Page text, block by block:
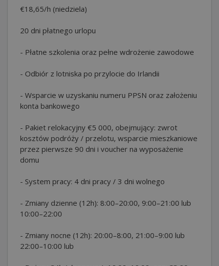
€18,65/h (niedziela)
20 dni płatnego urlopu
- Płatne szkolenia oraz pełne wdrożenie zawodowe
- Odbiór z lotniska po przylocie do Irlandii
- Wsparcie w uzyskaniu numeru PPSN oraz założeniu
konta bankowego
- Pakiet relokacyjny €5 000, obejmujący: zwrot
kosztów podróży / przelotu, wsparcie mieszkaniowe
przez pierwsze 90 dni i voucher na wyposażenie
domu
- System pracy: 4 dni pracy / 3 dni wolnego
- Zmiany dzienne (12h): 8:00–20:00, 9:00–21:00 lub
10:00–22:00
- Zmiany nocne (12h): 20:00–8:00, 21:00–9:00 lub
22:00–10:00 lub